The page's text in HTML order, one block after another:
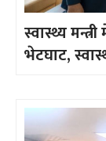
स्वास्थ्य
भेटघाट,